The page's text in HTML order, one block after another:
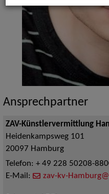
Ansprechpartner
ZAV-Künstlervermittlung
Heidenkampsweg 101
20097 Hamburg
Telefon: + 49 228 50208-
E-Mail:
zav-kv-